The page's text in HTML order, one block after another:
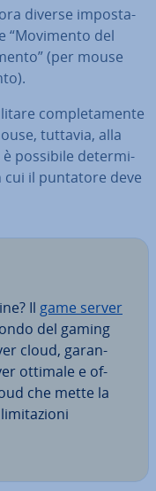
diverse im­po­sta­
“Movimento del
(per mouse
com­ple­ta­men­te
tuttavia, alla
è possibile de­ter­mi­
cui il puntatore deve
Il game server
del gaming
cloud, ga­ran­
ottimale e of­
che mette la